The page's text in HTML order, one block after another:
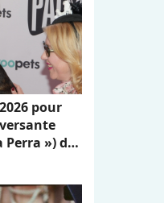
pour
Perra ») de